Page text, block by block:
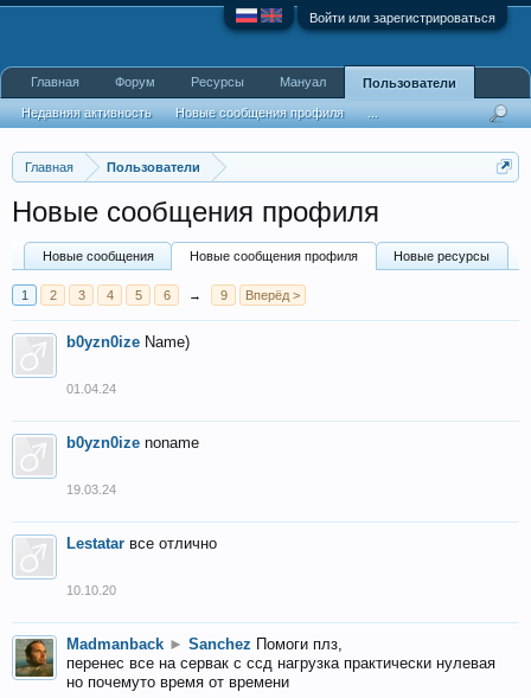
Войти или зарегистрироваться
Главная Пользователи
Новые сообщения профиля
Новые сообщения Новые сообщения профиля Новые ресурсы
1 2 3 4 5 6 → 9 Вперёд >
b0yzn0ize Name)
01.04.24
b0yzn0ize noname
19.03.24
Lestatar все отлично
10.10.20
Madmanback ► Sanchez Помоги плз,
перенес все на сервак с ссд нагрузка практически нулевая
но почемуто время от времени
Главная Форум Ресурсы Мануал Пользователи
Недавняя активность Новые сообщения профиля